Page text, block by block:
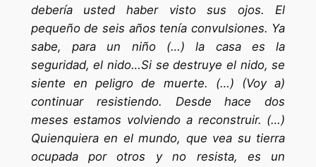
debería usted haber visto sus ojos. El
pequeño de seis años tenía convulsiones. Ya
sabe, para un niño (…) la casa es la
seguridad, el nido…Si se destruye el nido, se
siente en peligro de muerte. (…) (Voy a)
continuar resistiendo. Desde hace dos
meses estamos volviendo a reconstruir. (…)
Quienquiera en el mundo, que vea su tierra
ocupada por otros y no resista, es un